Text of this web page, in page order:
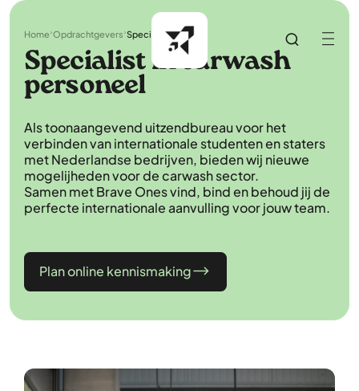
Home Opdrachtgevers Specialisaties
Specialist in carwash
personeel
Als toonaangevend uitzendbureau voor het
verbinden van internationale studenten en staters
met Nederlandse bedrijven, bieden wij nieuwe
mogelijheden voor de carwash sector.
Samen met Brave Ones vind, bind en behoud jij de
perfecte internationale aanvulling voor jouw team.
Plan online kennismaking